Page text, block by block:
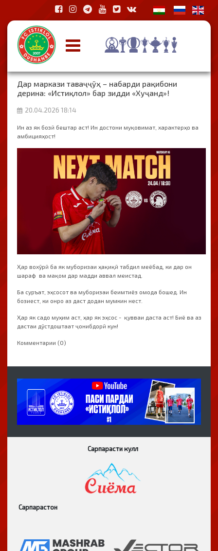
Дар маркази таваҷҷӯҳ – набарди рақибони
дерина: «Истиқлол» бар зидди «Хуҷанд»!
20.04.2026 18:14
Ин аз як бозӣ бештар аст! Ин достони муқовимат, характерҳо ва
амбицияҳост!
Ҳар вохӯрӣ ба як муборизаи ҳақиқӣ табдил меёбад, ки дар он
шараф ва мақом дар мадди аввал меистад.
Ба суръат, эҳсосот ва муборизаи беимтиёз омода бошед. Ин
бозиест, ки онро аз даст додан мумкин нест.
Ҳар як садо муҳим аст, ҳар як эҳсос - қувваи даста аст! Биё ва аз
дастаи дӯстдоштаат ҷонибдорӣ кун!
Комментарии (0)
Сарпарасти кулл
Сарпарастон